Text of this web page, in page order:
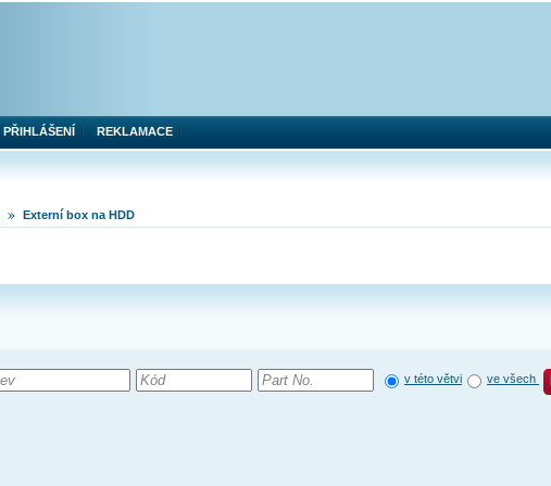
Externí box na HDD
v této větvi ve všech
PŘIHLÁŠENÍ REKLAMACE